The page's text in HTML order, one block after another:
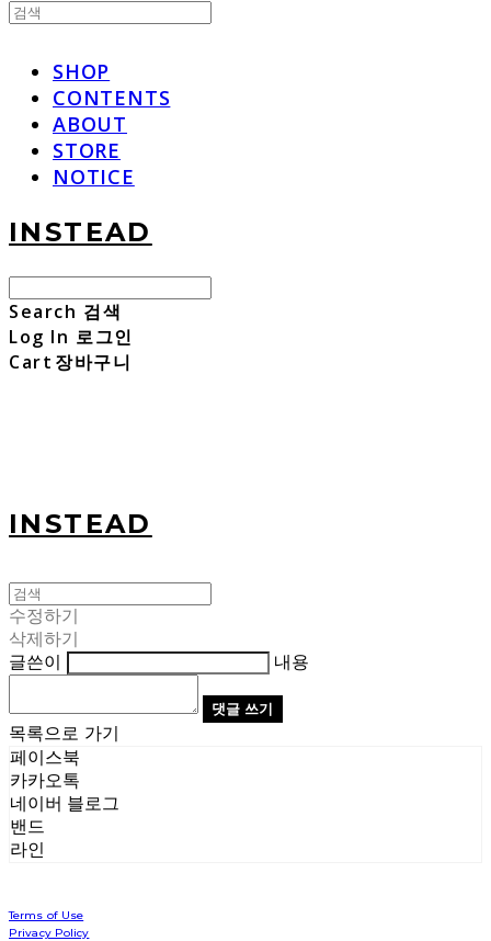
SHOP
CONTENTS
ABOUT
STORE
NOTICE
INSTEAD
Search 검색
Log In 로그인
Cart 장바구니
INSTEAD
수정하기
삭제하기
글쓴이
내용
댓글 쓰기
목록으로 가기
페이스북
카카오톡
네이버 블로그
밴드
라인
Terms of Use
Privacy Policy